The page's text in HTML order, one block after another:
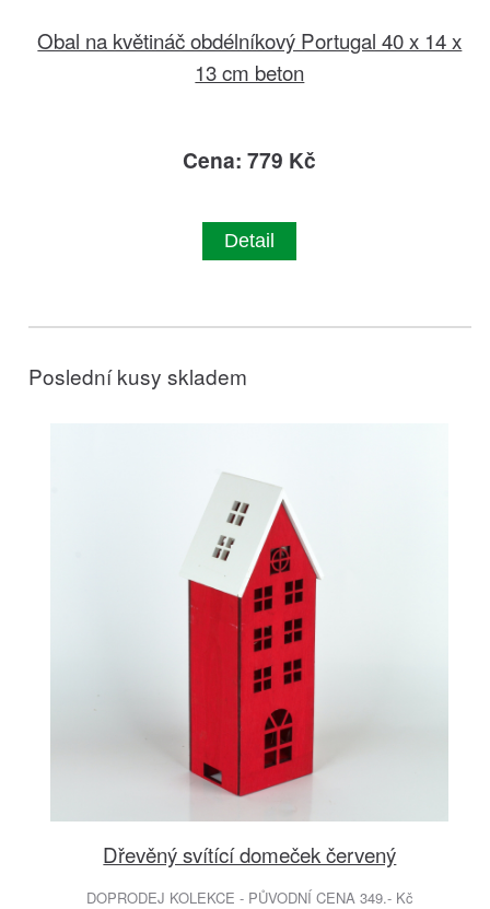
Obal na květináč obdélníkový Portugal 40 x 14 x
13 cm beton
Cena: 779 Kč
Detail
Poslední kusy skladem
Dřevěný svítící domeček červený
DOPRODEJ KOLEKCE - PŮVODNÍ CENA 349.- Kč